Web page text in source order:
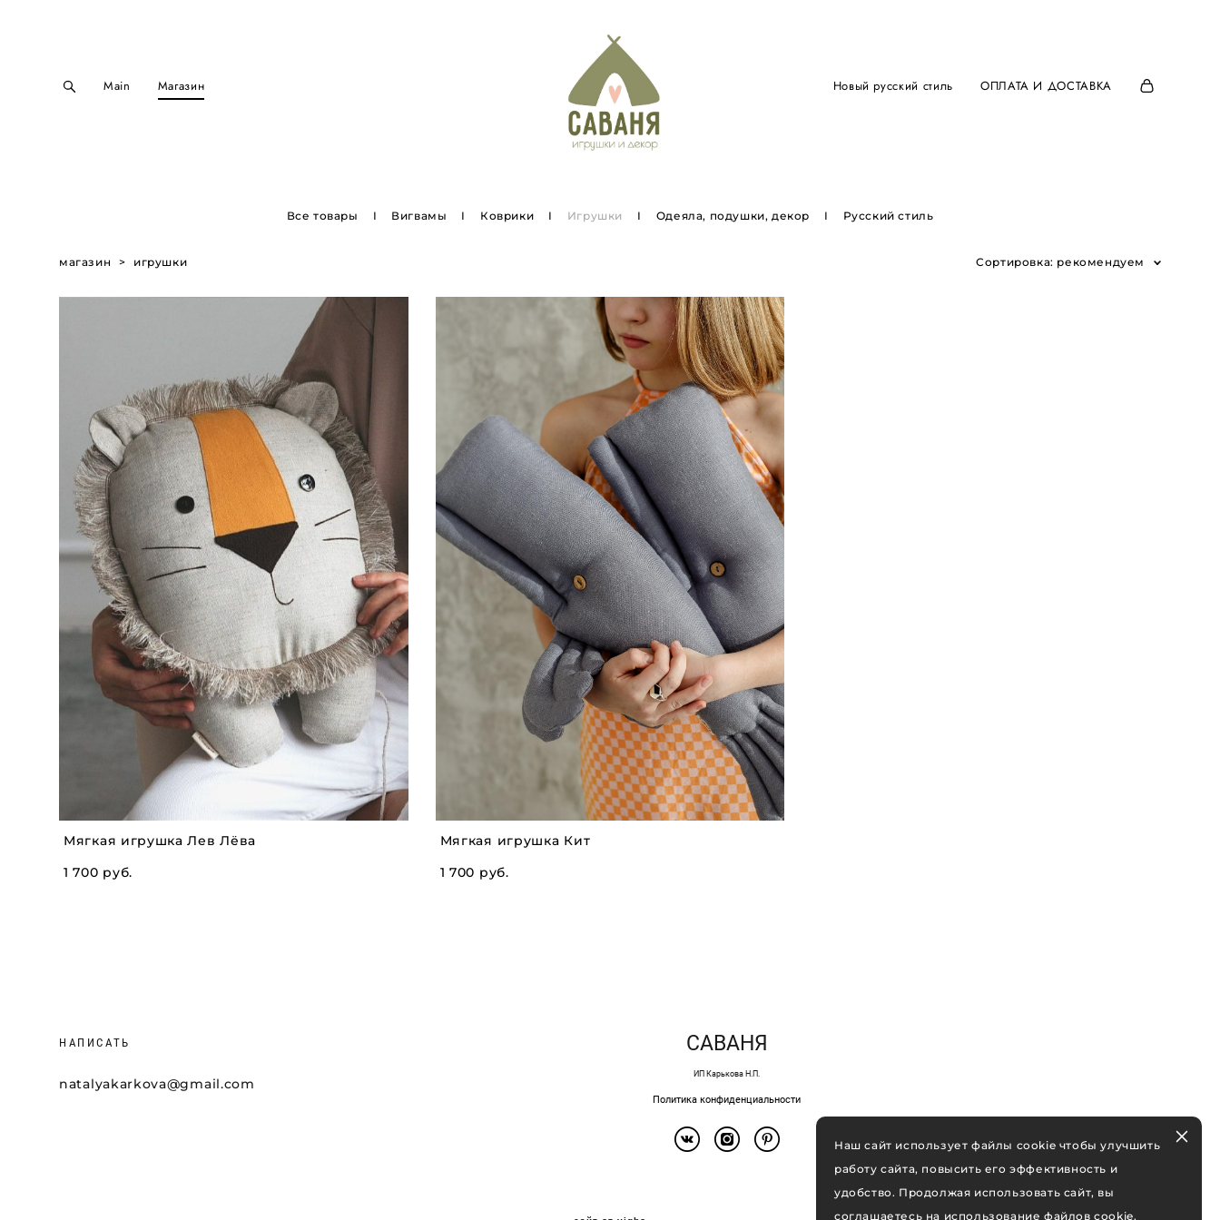
Main Магазин Новый русский стиль ОПЛАТА И ДОСТАВКА
Все товары I Вигвамы I Коврики I Игрушки I Одеяла, подушки, декор I Русский стиль
магазин > игрушки Сортировка: рекомендуем
Мягкая игрушка Лев Лёва
1 700 pуб.
Мягкая игрушка Кит
1 700 pуб.
НАПИСАТЬ
natalyakarkova@gmail.com
САВАНЯ
ИП Карькова Н.П.
Политика конфиденциальности
Наш сайт использует файлы cookie чтобы улучшить
работу сайта, повысить его эффективность и
удобство. Продолжая использовать сайт, вы
соглашаетесь на использование файлов cookie.